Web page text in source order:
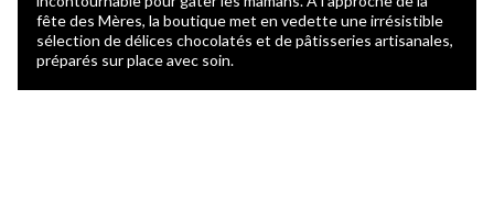
fête des Mères, la boutique met en vedette une irrésistible
sélection de délices chocolatés et de pâtisseries artisanales,
préparés sur place avec soin.